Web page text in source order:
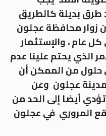
بديلة كالطريق
زوار محافظة عجلون
عام ، والإستثمار
الذي يحتم علينا عدم
حلول من الممكن أن
عجلون وعن
أيضا إلى الحد من
المروري في عجلون